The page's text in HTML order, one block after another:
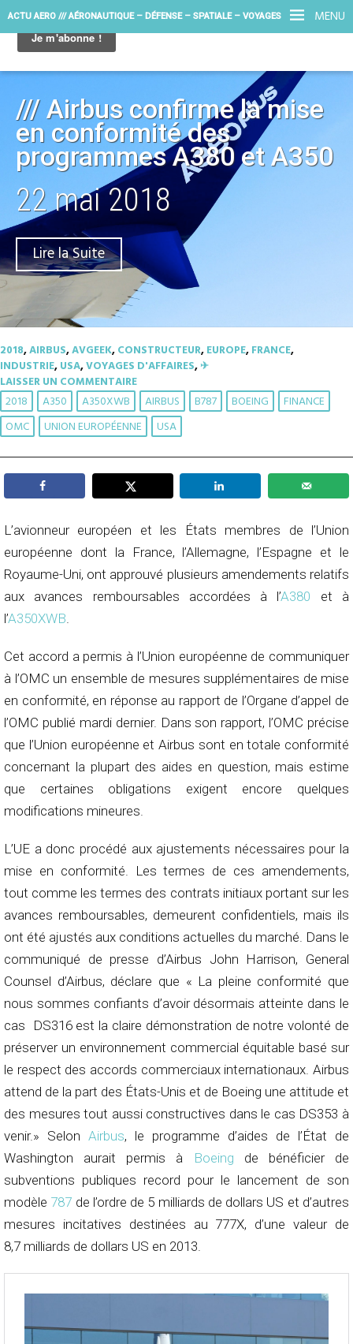
MENU
ACTU AERO /// AÉRONAUTIQUE – DÉFENSE – SPATIALE – VOYAGES
/// Airbus confirme la mise
en conformité des
programmes A380 et A350
22 mai 2018
Lire la Suite
2018,AIRBUS,AVGEEK,CONSTRUCTEUR,EUROPE,FRANCE,
INDUSTRIE,USA,VOYAGES D'AFFAIRES,✈︎
LAISSER UN COMMENTAIRE
2018 A350 A350XWB AIRBUS B787 BOEING
FINANCE
OMC
UNION EUROPÉENNE USA
L’avionneur européen et les États membres de l’Union
européenne dont la France, l’Allemagne, l’Espagne et le
Royaume-Uni, ont approuvé plusieurs amendements relatifs
aux avances remboursables accordées à l’A380 et à
l’A350XWB.
Cet accord a permis à l’Union européenne de communiquer
à l’OMC un ensemble de mesures supplémentaires de mise
en conformité, en réponse au rapport de l’Organe d’appel de
l’OMC publié mardi dernier. Dans son rapport, l’OMC précise
que l’Union européenne et Airbus sont en totale conformité
concernant la plupart des aides en question, mais estime
que certaines obligations exigent encore quelques
modifications mineures.
L’UE a donc procédé aux ajustements nécessaires pour la
mise en conformité. Les termes de ces amendements,
tout comme les termes des contrats initiaux portant sur les
avances remboursables, demeurent confidentiels, mais ils
ont été ajustés aux conditions actuelles du marché. Dans le
communiqué de presse d’Airbus John Harrison, General
Counsel d’Airbus, déclare que « La pleine conformité que
nous sommes confiants d’avoir désormais atteinte dans le
cas DS316 est la claire démonstration de notre volonté de
préserver un environnement commercial équitable basé sur
le respect des accords commerciaux internationaux. Airbus
attend de la part des États-Unis et de Boeing une attitude et
des mesures tout aussi constructives dans le cas DS353 à
venir.» Selon Airbus, le programme d’aides de l’État de
Washington aurait permis à
Boeing de bénéficier de
subventions publiques record pour le lancement de son
modèle 787 de l’ordre de 5 milliards de dollars US et d’autres
mesures incitatives destinées au 777X, d’une valeur de
8,7 milliards de dollars US en 2013.